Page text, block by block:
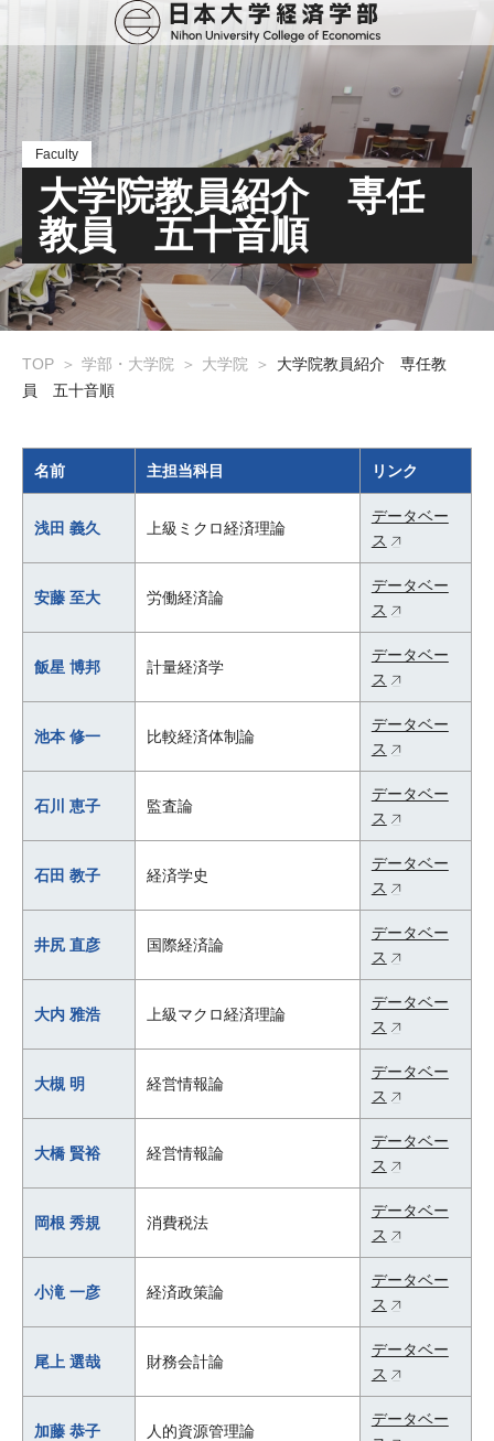
Faculty
大学院教員紹介 専任
教員 五十音順
TOP 学部・大学院 大学院
大学院教員紹介 専任教
員 五十音順
名前 主担当科目 リンク
浅田 義久 上級ミクロ経済理論
データベー
ス
安藤 至大 労働経済論
データベー
ス
飯星 博邦 計量経済学
データベー
ス
池本 修一 比較経済体制論
データベー
ス
石川 恵子 監査論
データベー
ス
石田 教子 経済学史
データベー
ス
井尻 直彦 国際経済論
データベー
ス
大内 雅浩 上級マクロ経済理論
データベー
ス
大槻 明 経営情報論
データベー
ス
大橋 賢裕 経営情報論
データベー
ス
岡根 秀規 消費税法
データベー
ス
小滝 一彦 経済政策論
データベー
ス
尾上 選哉 財務会計論
データベー
ス
加藤 恭子 人的資源管理論
データベー